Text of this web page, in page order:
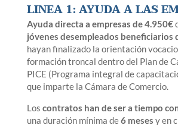
LINEA 1: AYUDA A LAS
Ayuda directa a empresas de 4.950€
jóvenes desempleados beneficiarios
hayan finalizado la orientación
formación troncal dentro del Plan de
PICE (Programa integral de
que imparte la Cámara de Comercio.
Los contratos han de ser a tiempo
una duración mínima de6 meses y en